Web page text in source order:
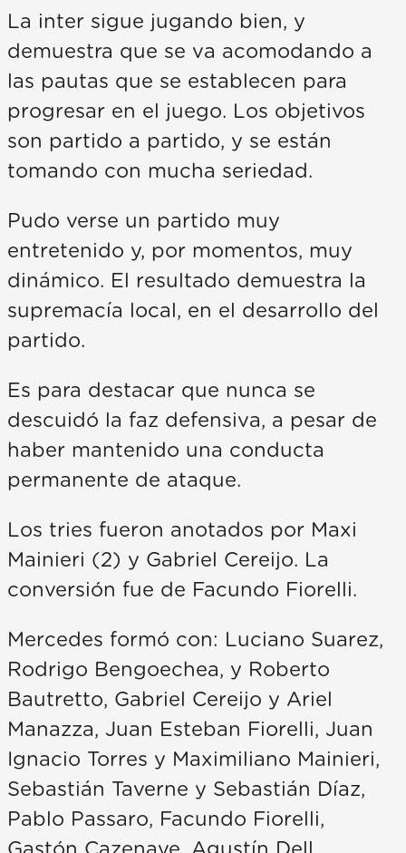
La inter sigue jugando bien, y
demuestra que se va acomodando a
las pautas que se establecen para
progresar en el juego. Los objetivos
son partido a partido, y se están
tomando con mucha seriedad.
Pudo verse un partido muy
entretenido y, por momentos, muy
dinámico. El resultado demuestra la
supremacía local, en el desarrollo del
partido.
Es para destacar que nunca se
descuidó la faz defensiva, a pesar de
haber mantenido una conducta
permanente de ataque.
Los tries fueron anotados por Maxi
Mainieri (2) y Gabriel Cereijo. La
conversión fue de Facundo Fiorelli.
Mercedes formó con: Luciano Suarez,
Rodrigo Bengoechea, y Roberto
Bautretto, Gabriel Cereijo y Ariel
Manazza, Juan Esteban Fiorelli, Juan
Ignacio Torres y Maximiliano Mainieri,
Sebastián Taverne y Sebastián Díaz,
Pablo Passaro, Facundo Fiorelli,